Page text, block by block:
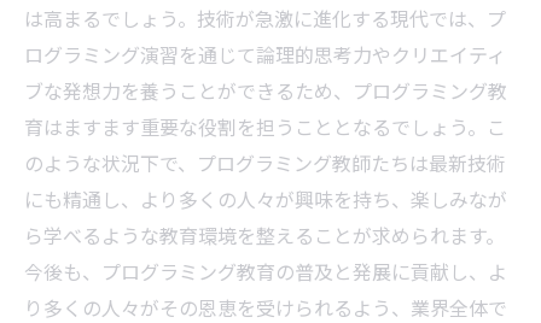
は高まるでしょう。技術が急激に進化する現代では、プ
ログラミング演習を通じて論理的思考力やクリエイティ
ブな発想力を養うことができるため、プログラミング教
育はますます重要な役割を担うこととなるでしょう。こ
のような状況下で、プログラミング教師たちは最新技術
にも精通し、より多くの人々が興味を持ち、楽しみなが
ら学べるような教育環境を整えることが求められます。
今後も、プログラミング教育の普及と発展に貢献し、よ
り多くの人々がその恩恵を受けられるよう、業界全体で